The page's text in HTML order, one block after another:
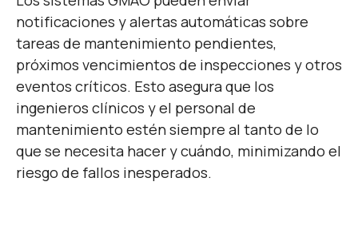
notificaciones y alertas automáticas sobre
tareas de mantenimiento pendientes,
próximos vencimientos de inspecciones y otros
eventos críticos. Esto asegura que los
ingenieros clínicos y el personal de
mantenimiento estén siempre al tanto de lo
que se necesita hacer y cuándo, minimizando el
riesgo de fallos inesperados.